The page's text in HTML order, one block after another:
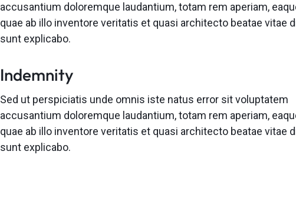
accusantium doloremque laudantium, totam rem aperiam,
quae ab illo inventore veritatis et quasi architecto beatae vitae
sunt explicabo.
Indemnity
Sed ut perspiciatis unde omnis iste natus error sit voluptatem
accusantium doloremque laudantium, totam rem aperiam,
quae ab illo inventore veritatis et quasi architecto beatae vitae
sunt explicabo.